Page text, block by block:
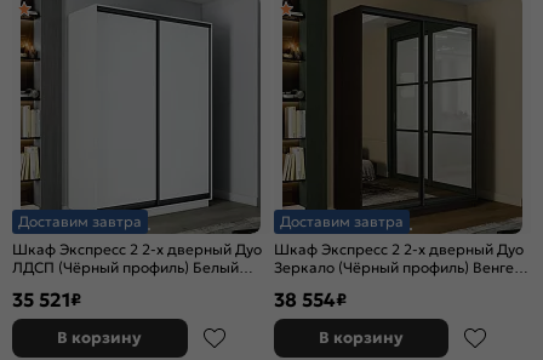
Доставим завтра
Шкаф Экспресс 2 2-х дверный Дуо
ЛДСП (Чёрный профиль) Белый
35 521₽
В корзину
Доставим завтра
Шкаф Экспресс 2 2-х дверный Дуо
Зеркало (Чёрный профиль) Венге
38 554₽
В корзину